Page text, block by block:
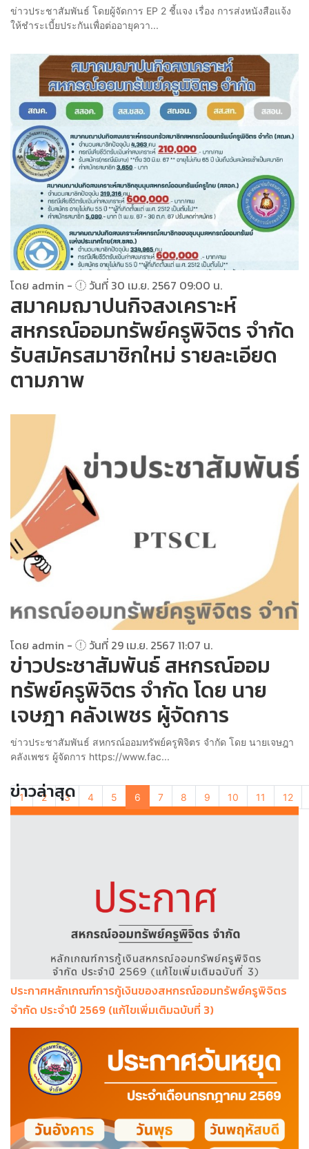
ข่าวประชาสัมพันธ์ โดยผู้จัดการ EP 2 ชี้แจง เรื่อง การส่งหนังสือแจ้ง
ให้ชำระเบี้ยประกันเพื่อต่ออายุควา...
โดย admin - วันที่ 30 เม.ย. 2567 09:00 น.
สมาคมฌาปนกิจสงเคราะห์
สหกรณ์ออมทรัพย์ครูพิจิตร จำกัด
รับสมัครสมาชิกใหม่ รายละเอียด
ตามภาพ
โดย admin - วันที่ 29 เม.ย. 2567 11:07 น.
ข่าวประชาสัมพันธ์ สหกรณ์ออม
ทรัพย์ครูพิจิตร จำกัด โดย นาย
เจษฎา คลังเพชร ผู้จัดการ
ข่าวประชาสัมพันธ์ สหกรณ์ออมทรัพย์ครูพิจิตร จำกัด โดย นายเจษฎา
คลังเพชร ผู้จัดการ https://www.fac...
1 2 3 4 5 6 7 8 9 10 11 12
ข่าวล่าสุด
ประกาศหลักเกณฑ์การกู้เงินของสหกรณ์ออมทรัพย์ครูพิจิตร
จำกัด ประจำปี 2569 (แก้ไขเพิ่มเติมฉบับที่ 3)